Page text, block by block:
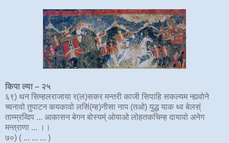
किपा ल्या– २५
६९) थन सिम्हलराजाया र(ल)सकर मन्तरी काजी सिपाहि सकल्यम न्ह्यवोने
च्वनावो तुपाटन कयकावो लसिं(म्ह)नीसा नाप (तओ) युद्ध याक थ्व बेलस्ं
ताम्म्रव्दिप ... आकासन बेगन बोस्यम्ं ओयाओ लोहतकचिम्ह दायावो अनेग
मन्त्राणा ... ।।
७०) ( ... ... ... )